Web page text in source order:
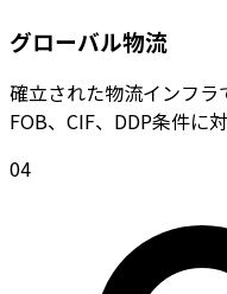
グローバル物流
確立された物流インフラ
FOB、CIF、DDP条件に対
04